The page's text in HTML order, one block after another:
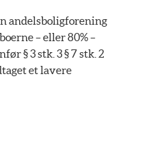
andelsboligforening
– eller 80% –
§ 3 stk. 3 § 7 stk. 2
et lavere